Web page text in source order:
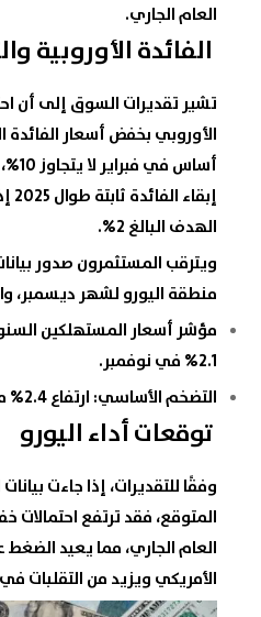
العام الجاري.
الفائدة الأوروبية
تشير تقديرات السوق إلى أن
الأوروبي بخفضأسعار الفائدة
إبقاء الفائدة
الهدف البالغ 2%.
ويترقب المستثمرون صدور
منطقة اليورو لشهر ديسمبر،
2.1% في نوفمبر.
التضخم الأساسي: ارتفاع 2.4% مقارنة بالقراءة السابقة.
توقعات أداء اليورو
وفقًا للتقديرات، إذا جاءت
المتوقع، فقد ترتفع احتمالات
العام الجاري، مما يعيد
الأمريكي ويزيد من التقلبات في